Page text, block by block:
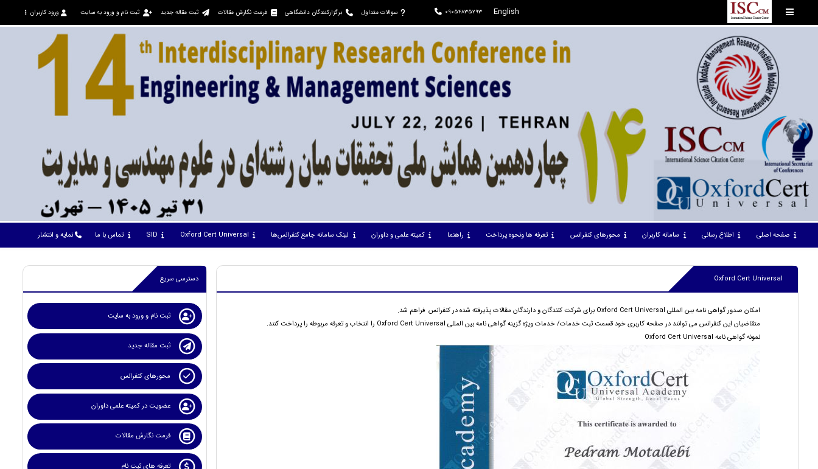
English
09054835293 سوالات متداول برگزارکنندگان دانشگاهی فرمت نگارش مقالات ثبت مقاله جدید ثبت نام و ورود به سایت ورود کاربران
صفحه اصلی اطلاع رسانی سامانه کاربران محورهای کنفرانس تعرفه ها ونحوه پرداخت راهنما کمیته علمی و داوران لینک سامانه جامع کنفرانس‌ها Oxford Cert Universal
SID تماس با ما نمایه و انتشار
Oxford Cert Universal
امکان صدور گواهی نامه بین المللی Oxford Cert Universal برای شرکت کنندگان و دارندگان مقالات پذیرفته شده در کنفرانس فراهم شد.
متقاضیان این کنفرانس می توانند در صفحه کاربری خود قسمت ثبت خدمات/ خدمات ویژه گزینه گواهی نامه بین المللی Oxford Cert Universal را انتخاب و تعرفه مربوطه را پرداخت کنند.
نمونه گواهی نامه Oxford Cert Universal
دسترسی سریع
ثبت نام و ورود به سایت
ثبت مقاله جدید
محورهای کنفرانس
عضویت در کمیته علمی داوران
فرمت نگارش مقالات
تعرفه های ثبت نام